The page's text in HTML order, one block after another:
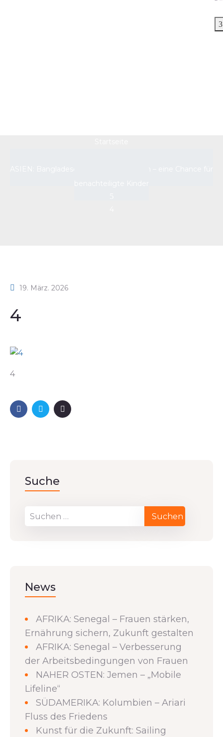
19. März. 2026
4
4
Suche
News
AFRIKA: Senegal – Frauen stärken,
Ernährung sichern, Zukunft gestalten
AFRIKA: Senegal – Verbesserung
der Arbeitsbedingungen von Frauen
NAHER OSTEN: Jemen – „Mobile
Lifeline“
SÜDAMERIKA: Kolumbien – Ariari
Fluss des Friedens
Kunst für die Zukunft: Sailing